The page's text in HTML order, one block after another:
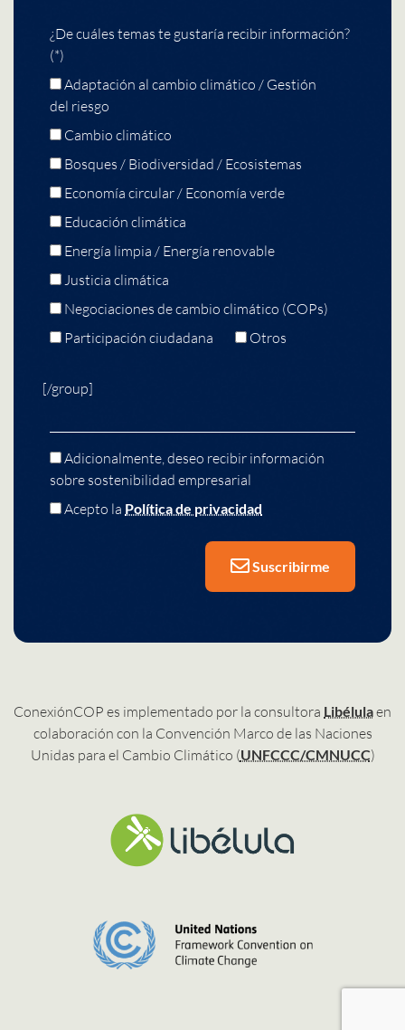
¿De cuáles temas te gustaría recibir información?
(*)
Adaptación al cambio climático / Gestión
del riesgo
Cambio climático
Bosques / Biodiversidad / Ecosistemas
Economía circular / Economía verde
Educación climática
Energía limpia / Energía renovable
Justicia climática
Negociaciones de cambio climático (COPs)
Participación ciudadana
Otros
[/group]
Adicionalmente, deseo recibir información
sobre sostenibilidad empresarial
Acepto la Política de privacidad
Suscribirme
ConexiónCOP es implementado por la consultora Libélulaen
colaboración con la Convención Marco de las Naciones
Unidas para el Cambio Climático (UNFCCC/CMNUCC)